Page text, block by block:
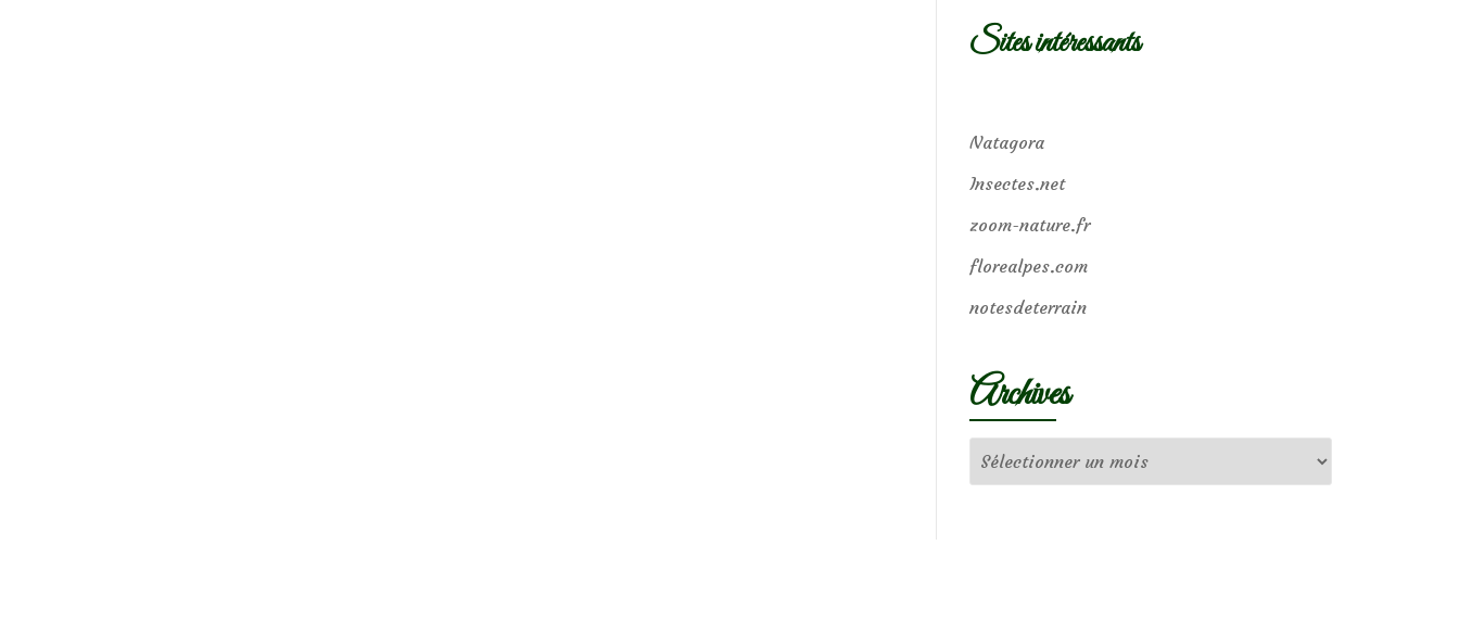
Sites intéressants
Natagora
Insectes.net
zoom-nature.fr
florealpes.com
notesdeterrain
Archives
Archives